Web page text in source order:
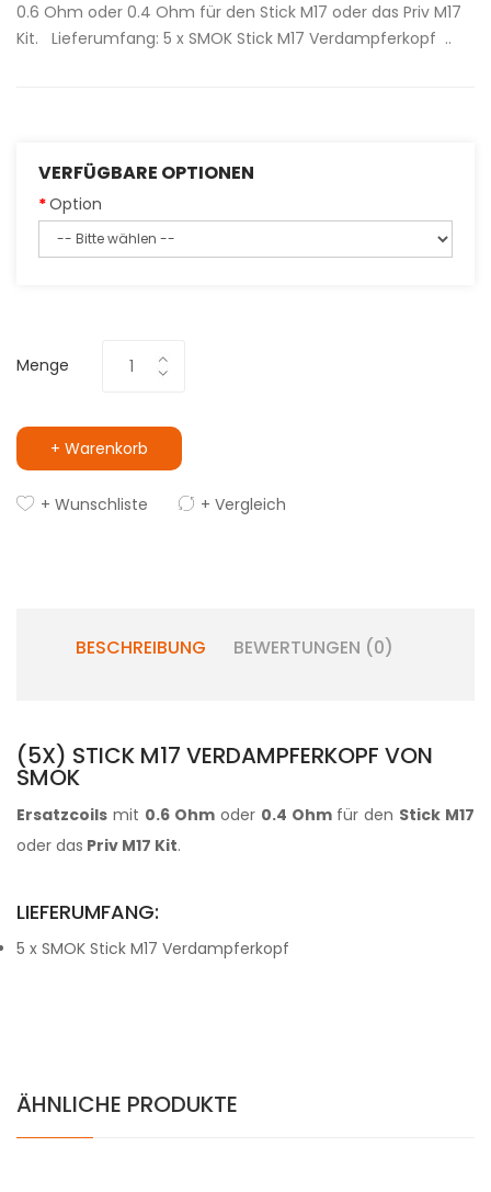
0.6 Ohm oder 0.4 Ohm für den Stick M17 oder das Priv M17
Kit. Lieferumfang: 5 x SMOK Stick M17 Verdampferkopf ..
VERFÜGBARE OPTIONEN
Option
Menge
+ Warenkorb
+ Wunschliste + Vergleich
BESCHREIBUNG BEWERTUNGEN (0)
(5X) STICK M17 VERDAMPFERKOPF VON
SMOK
Ersatzcoils mit 0.6 Ohm oder 0.4 Ohm für den Stick M17
oder das Priv M17 Kit.
LIEFERUMFANG:
5 x SMOK Stick M17 Verdampferkopf
ÄHNLICHE PRODUKTE